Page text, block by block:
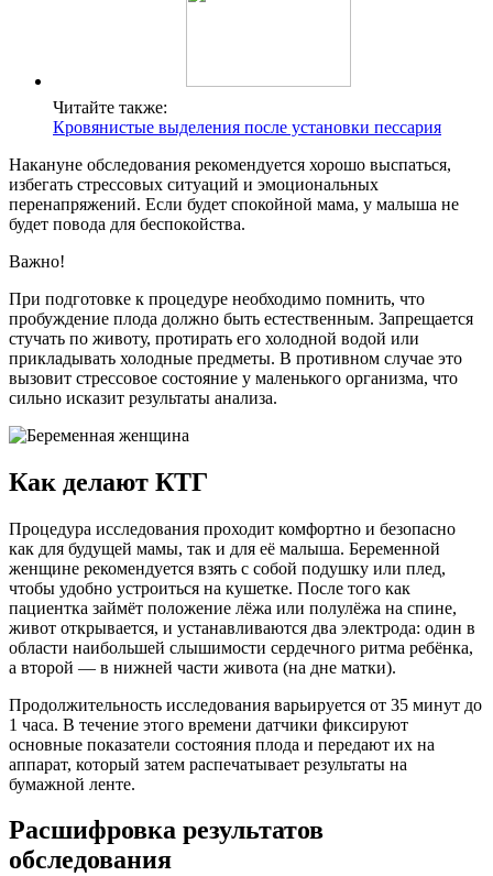
Читайте также:
Кровянистые выделения после установки пессария
Накануне обследования рекомендуется хорошо выспаться,
избегать стрессовых ситуаций и эмоциональных
перенапряжений. Если будет спокойной мама, у малыша не
будет повода для беспокойства.
Важно!
При подготовке к процедуре необходимо помнить, что
пробуждение плода должно быть естественным. Запрещается
стучать по животу, протирать его холодной водой или
прикладывать холодные предметы. В противном случае это
вызовит стрессовое состояние у маленького организма, что
сильно исказит результаты анализа.
Как делают КТГ
Процедура исследования проходит комфортно и безопасно
как для будущей мамы, так и для её малыша. Беременной
женщине рекомендуется взять с собой подушку или плед,
чтобы удобно устроиться на кушетке. После того как
пациентка займёт положение лёжа или полулёжа на спине,
живот открывается, и устанавливаются два электрода: один в
области наибольшей слышимости сердечного ритма ребёнка,
а второй — в нижней части живота (на дне матки).
Продолжительность исследования варьируется от 35 минут до
1 часа. В течение этого времени датчики фиксируют
основные показатели состояния плода и передают их на
аппарат, который затем распечатывает результаты на
бумажной ленте.
Расшифровка результатов
обследования